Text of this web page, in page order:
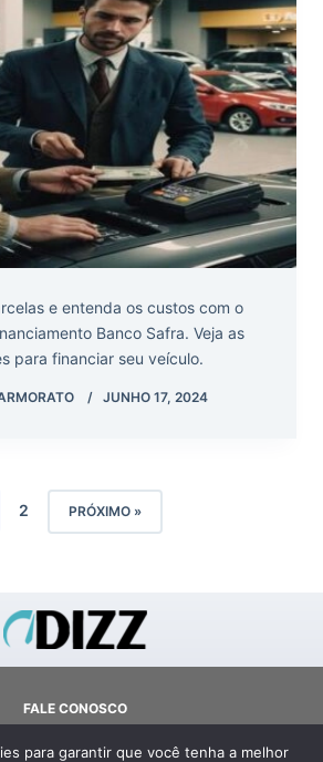
e entenda os custos com o
Banco Safra. Veja as
para financiar seu veículo.
JUNHO 17, 2024
2 PRÓXIMO »
FALE CONOSCO
para garantir que você tenha a melhor